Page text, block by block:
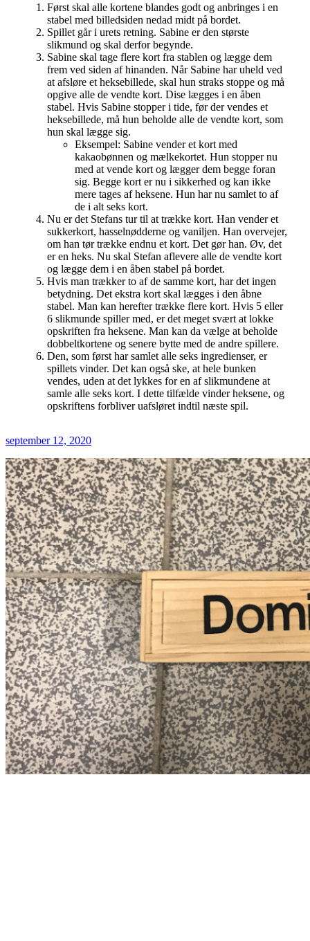
Først skal alle kortene blandes godt og anbringes i en
stabel med billedsiden nedad midt på bordet.
Spillet går i urets retning. Sabine er den største
slikmund og skal derfor begynde.
Sabine skal tage flere kort fra stablen og lægge dem
frem ved siden af hinanden. Når Sabine har uheld ved
at afsløre et heksebillede, skal hun straks stoppe og må
opgive alle de vendte kort. Dise lægges i en åben
stabel. Hvis Sabine stopper i tide, før der vendes et
heksebillede, må hun beholde alle de vendte kort, som
hun skal lægge sig.
Eksempel: Sabine vender et kort med
kakaobønnen og mælkekortet. Hun stopper nu
med at vende kort og lægger dem begge foran
sig. Begge kort er nu i sikkerhed og kan ikke
mere tages af heksene. Hun har nu samlet to af
de i alt seks kort.
Nu er det Stefans tur til at trække kort. Han vender et
sukkerkort, hasselnødderne og vaniljen. Han overvejer,
om han tør trække endnu et kort. Det gør han. Øv, det
er en heks. Nu skal Stefan aflevere alle de vendte kort
og lægge dem i en åben stabel på bordet.
Hvis man trækker to af de samme kort, har det ingen
betydning. Det ekstra kort skal lægges i den åbne
stabel. Man kan herefter trække flere kort. Hvis 5 eller
6 slikmunde spiller med, er det meget svært at lokke
opskriften fra heksene. Man kan da vælge at beholde
dobbeltkortene og senere bytte med de andre spillere.
Den, som først har samlet alle seks ingredienser, er
spillets vinder. Det kan også ske, at hele bunken
vendes, uden at det lykkes for en af slikmundene at
samle alle seks kort. I dette tilfælde vinder heksene, og
opskriftens forbliver uafsløret indtil næste spil.
september 12, 2020